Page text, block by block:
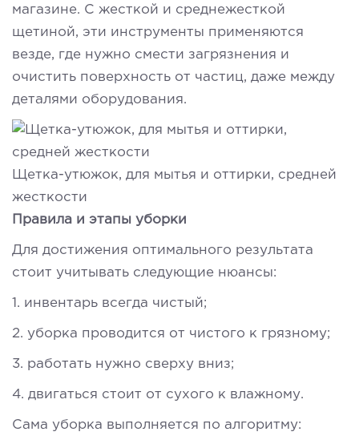
магазине. С жесткой и среднежесткой
щетиной, эти инструменты применяются
везде, где нужно смести загрязнения и
очистить поверхность от частиц, даже между
деталями оборудования.
Щетка-утюжок, для мытья и оттирки, средней
жесткости
Правила и этапы уборки
Для достижения оптимального результата
стоит учитывать следующие нюансы:
1. инвентарь всегда чистый;
2. уборка проводится от чистого к грязному;
3. работать нужно сверху вниз;
4. двигаться стоит от сухого к влажному.
Сама уборка выполняется по алгоритму: